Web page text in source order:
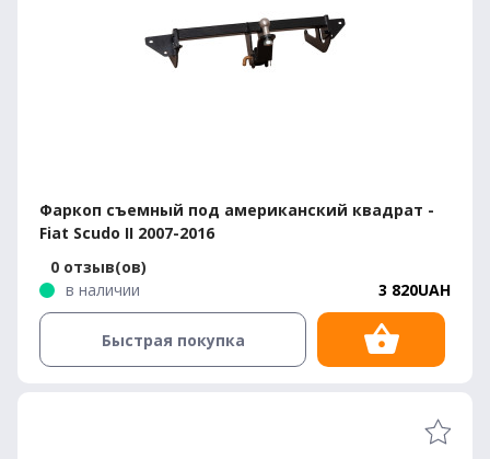
Фаркоп съемный под американский квадрат -
Fiat Scudo II 2007-2016
0 отзыв(ов)
в наличии
3 820UAH
Быстрая покупка